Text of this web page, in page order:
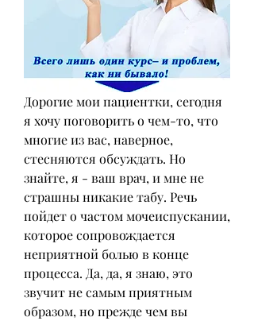
Дорогие мои пациентки, сегодня
я хочу поговорить о чем-то, что
многие из вас, наверное,
стесняются обсуждать. Но
знайте, я - ваш врач, и мне не
страшны никакие табу. Речь
пойдет о частом мочеиспускании,
которое сопровождается
неприятной болью в конце
процесса. Да, да, я знаю, это
звучит не самым приятным
образом, но прежде чем вы